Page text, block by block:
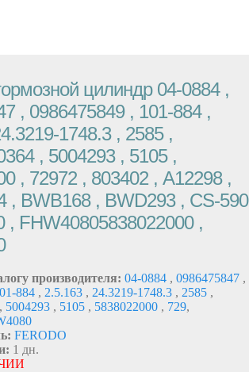
цилиндр 04-0884 ,
, 0986475849 , 101-884 ,
1748.3 , 2585 ,
, 5004293 , 5105 ,
, 72972 , 803402 , A12298 ,
, BWB168 , BWD293 , CS-590
, FHW40805838022000 ,
производителя: 04-0884 , 0986475847 ,
884 , 2.5.163 , 24.3219-1748.3 , 2585 ,
, 5004293 , 5105 , 5838022000 , 729,
FERODO
1 дн.